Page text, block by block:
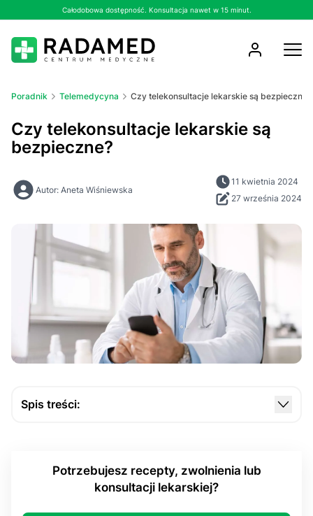
Całodobowa dostępność. Konsultacja nawet w 15 minut.
Poradnik Telemedycyna Czy telekonsultacje lekarskie są bezpieczne?
Czy telekonsultacje lekarskie są
bezpieczne?
Autor: Aneta Wiśniewska
11 kwietnia 2024
27 września 2024
Spis treści:
Trafność diagnozy w telekonsultacjach
Potrzebujesz recepty, zwolnienia lub
konsultacji lekarskiej?